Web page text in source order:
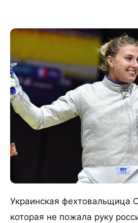
Украинская фехтовальщица
которая не пожала руку